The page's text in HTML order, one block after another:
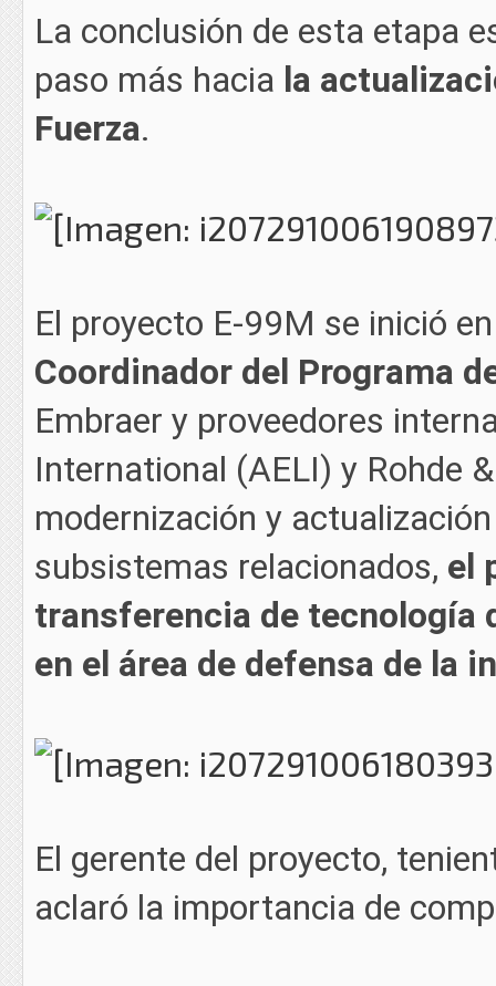
La conclusión de esta etapa
paso más hacia la
Fuerza.
El proyecto E-99M se inició
Coordinador del Programa
Embraer y proveedores
International (AELI) y Rohde
modernización y
subsistemas relacionados, el
transferencia de tecnología
en el área de defensa de la
El gerente del proyecto,
aclaró la importancia de